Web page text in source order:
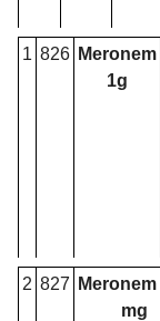
1 826 Meronem
1g
2 827 Meronem
mg